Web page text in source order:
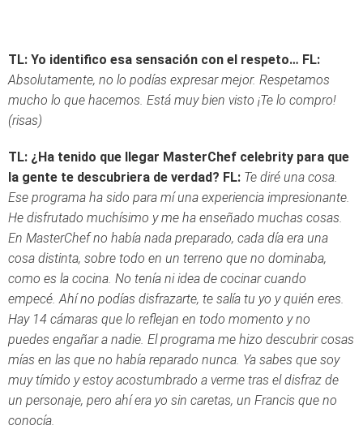
TL: Yo identifico esa sensación con el respeto… FL:
Absolutamente, no lo podías expresar mejor. Respetamos
mucho lo que hacemos. Está muy bien visto ¡Te lo compro!
(risas)
TL: ¿Ha tenido que llegar MasterChef celebrity para que
la gente te descubriera de verdad? FL: Te diré una cosa.
Ese programa ha sido para mí una experiencia impresionante.
He disfrutado muchísimo y me ha enseñado muchas cosas.
En MasterChef no había nada preparado, cada día era una
cosa distinta, sobre todo en un terreno que no dominaba,
como es la cocina. No tenía ni idea de cocinar cuando
empecé. Ahí no podías disfrazarte, te salía tu yo y quién eres.
Hay 14 cámaras que lo reflejan en todo momento y no
puedes engañar a nadie. El programa me hizo descubrir cosas
mías en las que no había reparado nunca. Ya sabes que soy
muy tímido y estoy acostumbrado a verme tras el disfraz de
un personaje, pero ahí era yo sin caretas, un Francis que no
conocía.